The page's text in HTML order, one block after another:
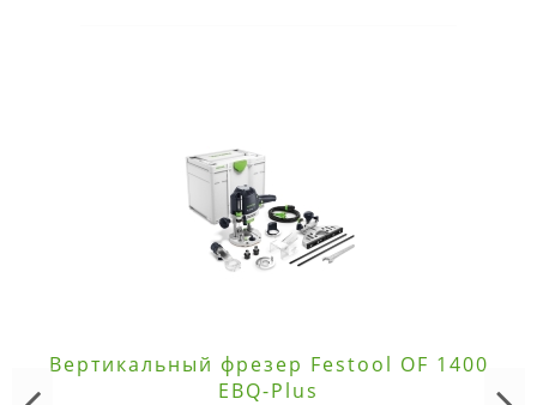
Вертикальный фрезер Festool OF 1400
EBQ-Plus